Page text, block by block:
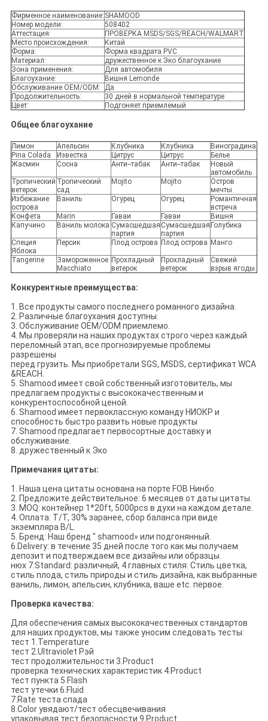
Фирменное наименование: SHAMOOD
Номер модели:
508402
Аттестация:
ПРОВЕРКА MSDS/SGS/REACH/WALMART
Место происхождения:
Китай
Форма:
Форма квадрата PVC
Материал:
дружественное к Эко благоухание
Зона применения:
Для автомобиля
Благоухание:
Вишня Lemonde
Обслуживание OEM/ODM:
Да
Продолжительность:
30 дней в нормальной температуре
Цвет:
Подгоняет приемлемый
Общее благоухание
Лимон Апельсин Клубника Клубника
Виноградина
Pina Colada
Известка Цитрус Цитрус
Белье
Жасмин
Сосна Анти--табак Анти--табак
Новый
автомобиль
Тропический
ветерок
Тропический
сад
Mojito Mojito
Остров
мечты
Избежание
острова
Ваниль Огурец Огурец
Романтичная
встреча
Конфета
Marin Гаваи Гаваи
Вишня
Капучино
Ваниль молока Сумасшедшая
партия
Сумасшедшая
партия
Голубика
Специя
Яблока
Персик Плод острова Плод острова Манго
Tangerine
Замороженное
Macchiato
Прохладный
ветерок
Прохладный
ветерок
Свежий
взрыв ягоды
Конкурентные преимущества:
1. Все продукты самого последнего романного дизайна.
2. Различные благоухания доступны.
3. Обслуживание OEM/ODM приемлемо.
4. Мы проверяли на наших продуктах строго через каждый
переломный этап, все прогнозируемые проблемы
разрешены
перед грузить. Мы приобретали SGS, MSDS, сертификат WCA
&REACH.
5. Shamood имеет свой собственный изготовитель, мы
предлагаем продукты с высококачественным и
конкурентоспособной ценой.
6. Shamood имеет первоклассную команду НИОКР и
способность быстро развить новые продукты
7. Shamood предлагает первосортные доставку и
обслуживание.
8. дружественный к Эко
Примечания цитаты:
1. Наша цена цитаты основана на порте FOB Нинбо.
2. Предложите действительное: 6 месяцев от даты цитаты.
3. MOQ: контейнер 1*20ft, 5000pcs в духи на каждом детале.
4. Оплата: T/T, 30% заранее, сбор баланса при виде
экземпляра B/L.
5. Бренд: Наш бренд " shamood» или подгонянный.
6.Delivery: в течение 35 дней после того как мы получаем
депозит и подтверждаем все дизайны или образцы.
нюх 7.Standard: различный, 4 главных стиля: Стиль цветка,
стиль плода, стиль природы и стиль дизайна, как выбранные
ваниль, лимон, апельсин, клубника, ваше etc. первое.
Проверка качества:
Для обеспечения самых высококачественных стандартов
для наших продуктов, мы также уносим следовать тесты:
тест 1.Temperature
тест 2.Ultraviolet Рэй
тест продолжительности 3.Product
проверка технических характеристик 4.Product
тест пункта 5.Flash
тест утечки 6.Fluid
7.Rate теста спада
8.Color увядают/тест обесцвечивания
упаковывая тест безопасности 9.Product